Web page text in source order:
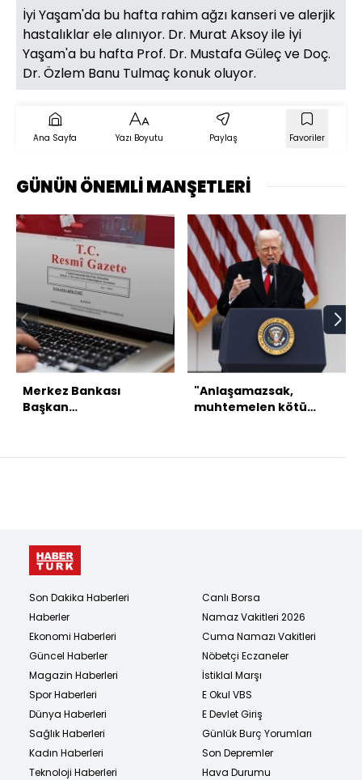
İyi Yaşam'da bu hafta rahim ağzı kanseri ve alerjik
hastalıklar ele alınıyor. Dr. Murat Aksoy ile İyi
Yaşam'a bu hafta Prof. Dr. Mustafa Güleç ve Doç.
Dr. Özlem Banu Tulmaç konuk oluyor.
Ana Sayfa Yazı Boyutu Paylaş Favoriler
GÜNÜN ÖNEMLİ MANŞETLERİ
Merkez Bankası
Başkan
"Anlaşamazsak,
muhtemelen kötü
Son Dakika Haberleri
Haberler
Ekonomi Haberleri
Güncel Haberler
Magazin Haberleri
Spor Haberleri
Dünya Haberleri
Sağlık Haberleri
Kadın Haberleri
Teknoloji Haberleri
Canlı Borsa
Namaz Vakitleri 2026
Cuma Namazı Vakitleri
Nöbetçi Eczaneler
İstiklal Marşı
E Okul VBS
E Devlet Giriş
Günlük Burç Yorumları
Son Depremler
Hava Durumu